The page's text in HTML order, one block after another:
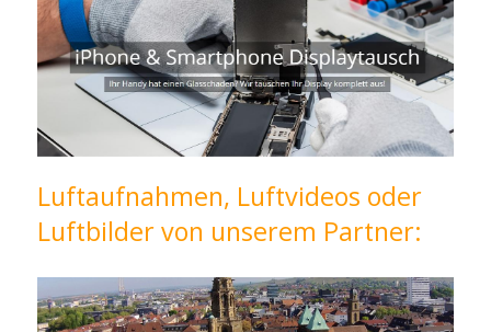
Luftaufnahmen, Luftvideos oder
Luftbilder von unserem Partner: